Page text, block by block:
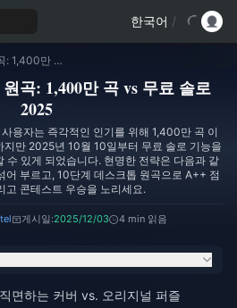
한국어 /
스타메이커 커버 vs 원곡: 1,400만 곡 vs 무료 솔로 2025
곡: 1,400만 곡 vs 무료 솔로
2025
용자는 즉각적인 인기를 위해 1,400만 곡 이
만 2025년 10월 10일부터 무료 솔로 기능을
수 있게 되었습니다. 현명한 전략은 다음과 같
어 부르고, 10단계 데스크톱 원곡으로 A++ 점
고 콘테스트 우승을 노리세요.
게시일:2025/12/03 4 min 읽음
면하는 커버 vs. 오리지널 퍼즐